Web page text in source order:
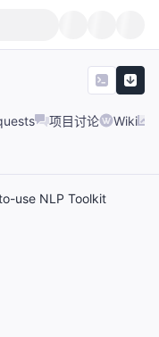
项目讨论 Wiki
use NLP Toolkit